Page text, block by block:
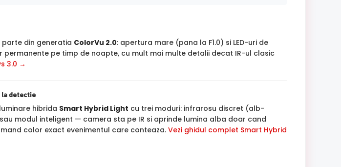
parte din generatia ColorVu 2.0: apertura mare (pana la F1.0) si LED-uri de
pe timp de noapte, cu mult mai multe detalii decat IR-ul clasic
3.0 →
la detectie
hibrida Smart Hybrid Light cu trei moduri: infrarosu discret (alb-
modul inteligent — camera sta pe IR si aprinde lumina alba doar cand
color exact evenimentul care conteaza. Vezi ghidul complet Smart Hybrid